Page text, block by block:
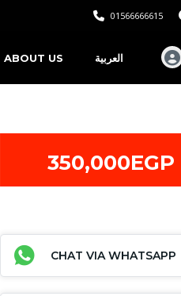
01566666615
ABOUT US العربية
350,000EGP
CHAT VIA WHATSAPP